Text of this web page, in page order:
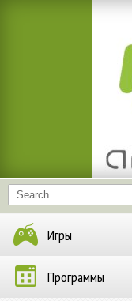
Игры
Программы